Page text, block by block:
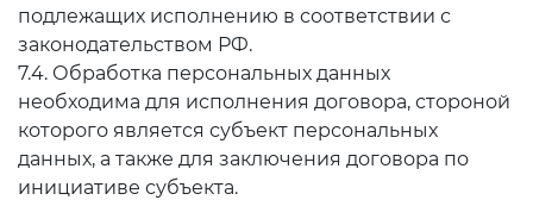
подлежащих исполнению в соответствии с
законодательством РФ.
7.4. Обработка персональных данных
необходима для исполнения договора, стороной
которого является субъект персональных
данных, а также для заключения договора по
инициативе субъекта.